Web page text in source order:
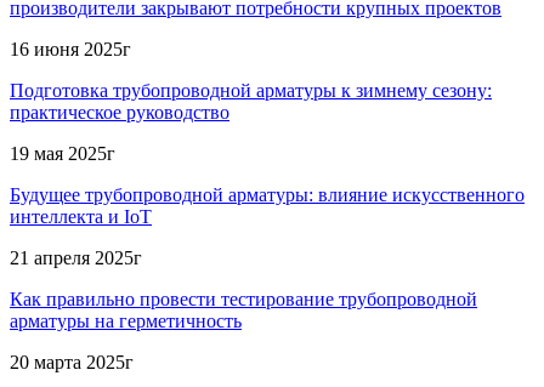
производители закрывают потребности крупных проектов
16 июня 2025г
Подготовка трубопроводной арматуры к зимнему сезону:
практическое руководство
19 мая 2025г
Будущее трубопроводной арматуры: влияние искусственного
интеллекта и IoT
21 апреля 2025г
Как правильно провести тестирование трубопроводной
арматуры на герметичность
20 марта 2025г